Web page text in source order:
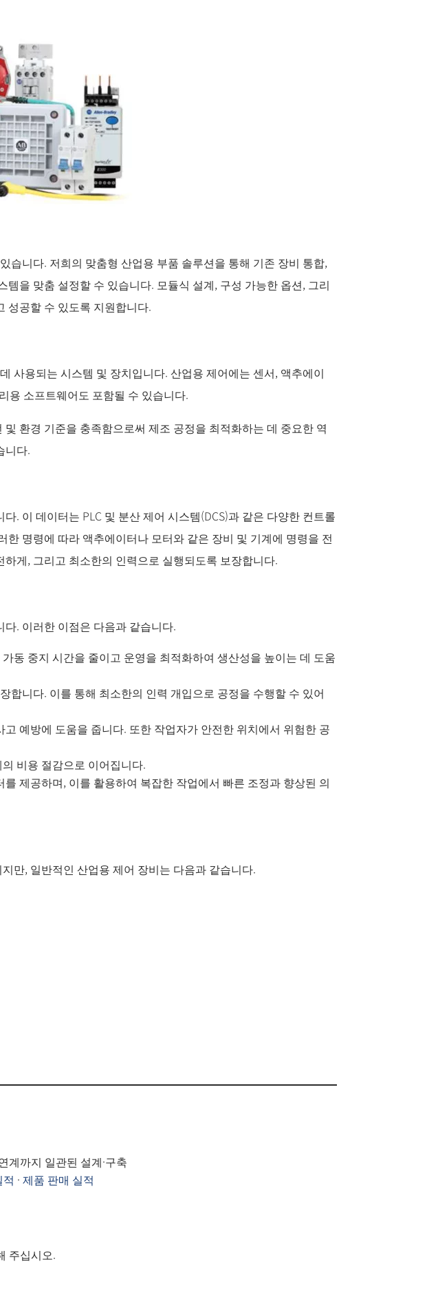
습니다. 저희의 맞춤형 산업용 부품 솔루션을 통해 기존 장비 통합,
을 맞춤 설정할 수 있습니다. 모듈식 설계, 구성 가능한 옵션, 그리
성공할 수 있도록 지원합니다.
사용되는 시스템 및 장치입니다. 산업용 제어에는 센서, 액추에이
용 소프트웨어도 포함될 수 있습니다.
환경 기준을 충족함으로써 제조 공정을 최적화하는 데 중요한 역
니다.
. 이 데이터는 PLC 및 분산 제어 시스템(DCS)과 같은 다양한 컨트롤
명령에 따라 액추에이터나 모터와 같은 장비 및 기계에 명령을 전
게, 그리고 최소한의 인력으로 실행되도록 보장합니다.
. 이러한 이점은 다음과 같습니다.
동 중지 시간을 줄이고 운영을 최적화하여 생산성을 높이는 데 도움
합니다. 이를 통해 최소한의 인력 개입으로 공정을 수행할 수 있어
예방에 도움을 줍니다. 또한 작업자가 안전한 위치에서 위험한 공
비용 절감으로 이어집니다.
제공하며, 이를 활용하여 복잡한 작업에서 빠른 조정과 향상된 의
만, 일반적인 산업용 제어 장비는 다음과 같습니다.
계까지 일관된 설계·구축
· 제품 판매 실적
주십시오.